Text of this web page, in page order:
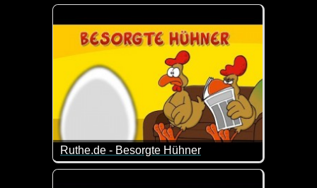
Episode 15 der Serie um zwei Dudes mit Kiemen
Ruthe.de - Besorgte Hühner
Tja, das sind die Sorgen von Hühnern. Die